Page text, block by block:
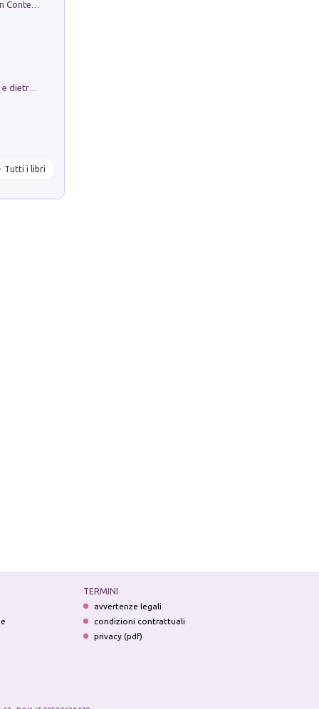
in alto! Livello A1. Con CD-Audio. Con Contenuto digitale per accesso on line
Tutti i libri
TERMINI
avvertenze legali
condizioni contrattuali
privacy (pdf)